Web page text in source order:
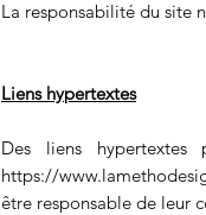
La responsabilité du site
Liens hypertextes
Des liens
https://
être responsable de leur